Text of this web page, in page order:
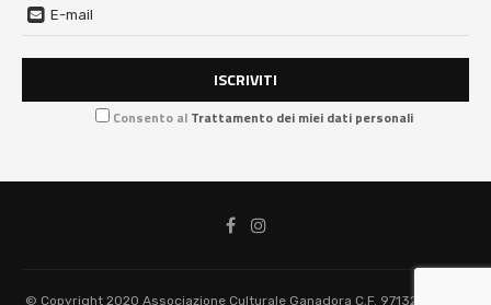
Consento al Trattamento dei miei dati personali
© Copyright 2020 Associazione Culturale Ganadora C.F. 97132210838